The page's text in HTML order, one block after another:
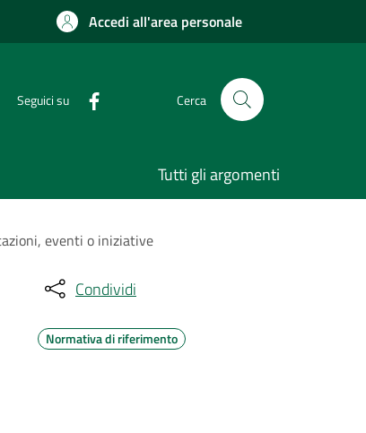
Accedi all'area personale
Seguici su Cerca
Tutti gli argomenti
eventi o iniziative
Condividi
Normativa di riferimento